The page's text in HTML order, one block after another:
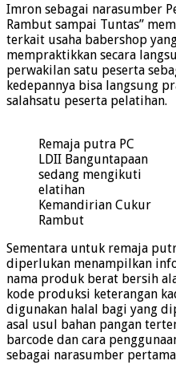
Imron sebagai narasumber
Rambut sampai Tuntas’’
terkait usaha babershop
mempraktikkan secara
perwakilan satu peserta
kedepannya bisa langsung
salahsatu peserta pelatihan.
Remaja putra PC
LDII Banguntapaan
sedang mengikuti
elatihan
Kemandirian Cukur
Rambut
Sementara untuk remaja
diperlukan menampilkan
nama produk berat bersih
kode produksi keterangan
digunakan halal bagi yang
asal usul bahan pangan
barcode dan cara
sebagai narasumber